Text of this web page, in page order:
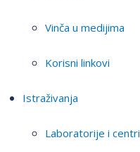
Vinča u medijima
Korisni linkovi
Istraživanja
Laboratorije i centri